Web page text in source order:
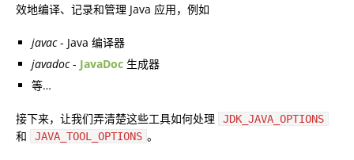
效地编译、记录和管理 Java 应用，例如
javac- Java 编译器
javadoc- JavaDoc 生成器
等…
接下来，让我们弄清楚这些工具如何处理 JDK_JAVA_OPTIONS
和 JAVA_TOOL_OPTIONS 。